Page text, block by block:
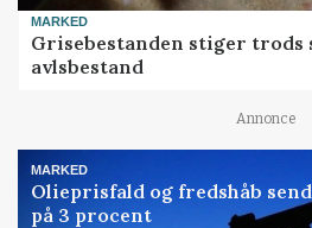
MARKED
Grisebestanden stiger trods
avlsbestand
Annonce
MARKED
Olieprisfald og fredshåb
på 3 procent